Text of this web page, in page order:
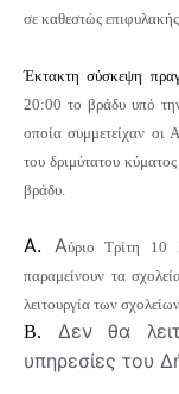
σε καθεστώς επιφυλακής
Έκτακτη σύσκεψη
20:00 το βράδυ υπό
οποία συμμετείχαν οι
τουδριμύτατου
βράδυ.
A. Αύριο Τρίτη 10
παραμείνουν τα
λειτουργία των
Β.
Δεν θα
υπηρεσίες του